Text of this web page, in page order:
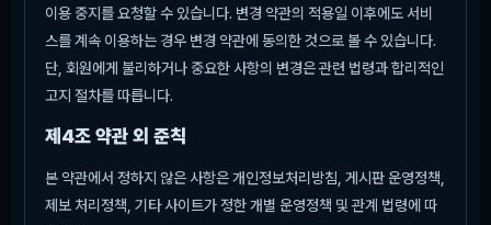
이용 중지를 요청할 수 있습니다. 변경 약관의 적용일 이후에도 서비
스를 계속 이용하는 경우 변경 약관에 동의한 것으로 볼 수 있습니다.
단, 회원에게 불리하거나 중요한 사항의 변경은 관련 법령과 합리적인
고지 절차를 따릅니다.
제4조 약관 외 준칙
본 약관에서 정하지 않은 사항은 개인정보처리방침, 게시판 운영정책,
제보 처리정책, 기타 사이트가 정한 개별 운영정책 및 관계 법령에 따